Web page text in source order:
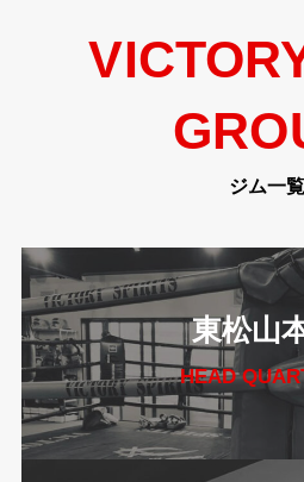
ジム一覧
東松山
HEAD